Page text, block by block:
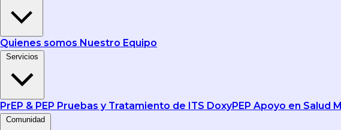
Quienes somos Nuestro Equipo
Servicios
PrEP & PEP Pruebas y Tratamiento de ITS DoxyPEPApoyo en Salud
Comunidad